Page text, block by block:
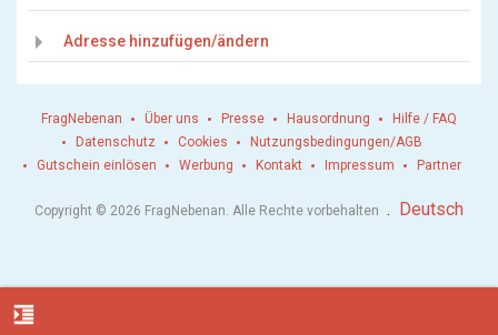
Adresse hinzufügen/ändern
format_indent_increase
FragNebenan Über uns Presse Hausordnung
Hilfe / FAQ
Datenschutz
Cookies
Nutzungsbedingungen/AGB
Gutschein einlösen
Werbung Kontakt Impressum Partner
Copyright © 2026 FragNebenan. Alle Rechte vorbehalten . Deutsch